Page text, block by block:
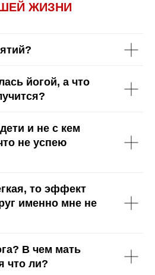
ЖИЗНИ
йогой, а что
и не с кем
не успею
то эффект
именно мне не
В чем мать
что ли?